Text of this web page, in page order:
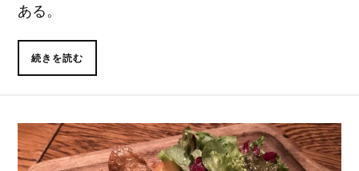
ある。
続きを読む